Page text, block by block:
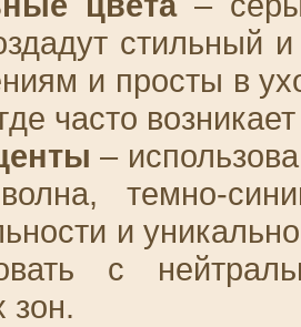
стильный
и просты в
часто
–
темно-
и
с
зон.